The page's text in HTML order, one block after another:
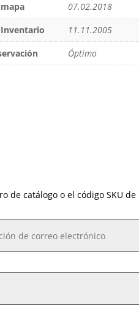
07.02.2018
11.11.2005
Óptimo
catálogo o el código SKU de